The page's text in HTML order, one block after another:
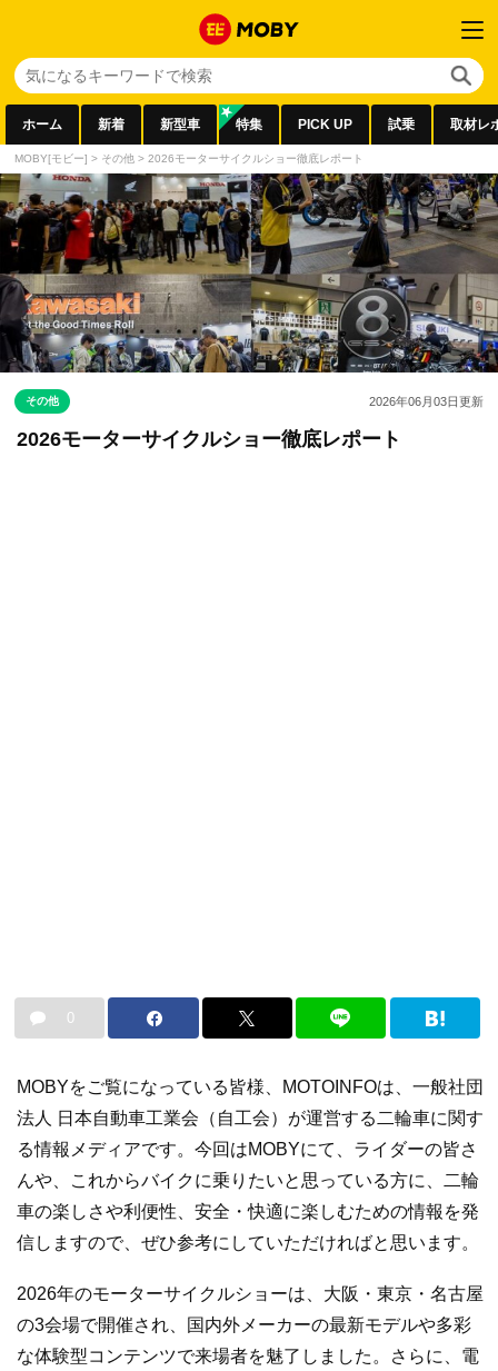
ホーム 新着 新型車 特集 PICK UP 試乗 取材レ
MOBY[モビー] > その他 > 2026モーターサイクルショー徹底レポート
その他 2026年06月03日更新
2026モーターサイクルショー徹底レポート
0
MOBYをご覧になっている皆様、MOTOINFOは、一般社団
法人 日本自動車工業会（自工会）が運営する二輪車に関す
る情報メディアです。今回はMOBYにて、ライダーの皆さ
んや、これからバイクに乗りたいと思っている方に、二輪
車の楽しさや利便性、安全・快適に楽しむための情報を発
信しますので、ぜひ参考にしていただければと思います。
2026年のモーターサイクルショーは、大阪・東京・名古屋
の3会場で開催され、国内外メーカーの最新モデルや多彩
な体験型コンテンツで来場者を魅了しました。さらに、電